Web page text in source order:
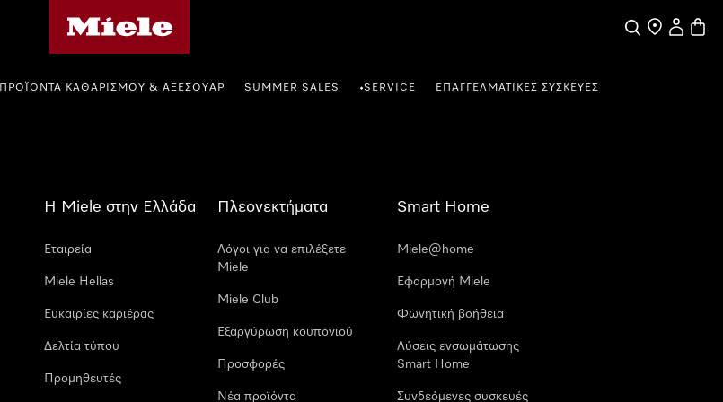
Αναζήτηση
Εύρεση
Ο
ΠΡΟΪΌΝΤΑ ΚΑΘΑΡΙΣΜΟΎ & ΑΞΕΣΟΥΆΡ SUMMER SALES •SERVICE ΕΠΑΓΓΕΛΜΑΤΙΚΈΣ ΣΥΣΚΕΥΈΣ
Η Miele στην Ελλάδα
Εταιρεία
Miele Hellas
Ευκαιρίες καριέρας
Δελτία τύπου
Προμηθευτές
Πλεονεκτήματα
Λόγοι για να επιλέξετε
Miele
Miele Club
Εξαργύρωση κουπονιού
Προσφορές
Νέα προϊόντα
Smart Home
Miele@home
Εφαρμογή Miele
Φωνητική βοήθεια
Λύσεις ενσωμάτωσης
Smart Home
Συνδεόμενες συσκευές